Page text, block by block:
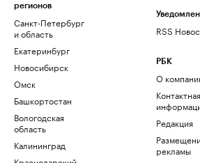
регионов
Санкт-Петербург
и область
Екатеринбург
Новосибирск
Омск
Башкортостан
Вологодская
область
Калининград
RSS
РБК
О
Контактная
Редакция
рекламы